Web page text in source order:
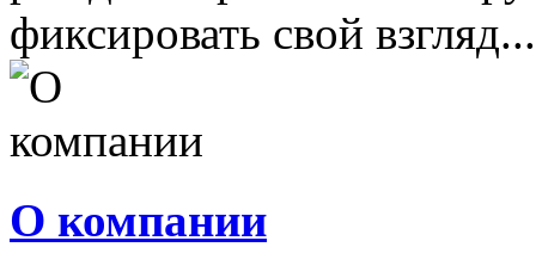
фиксировать свой взгляд...
О компании